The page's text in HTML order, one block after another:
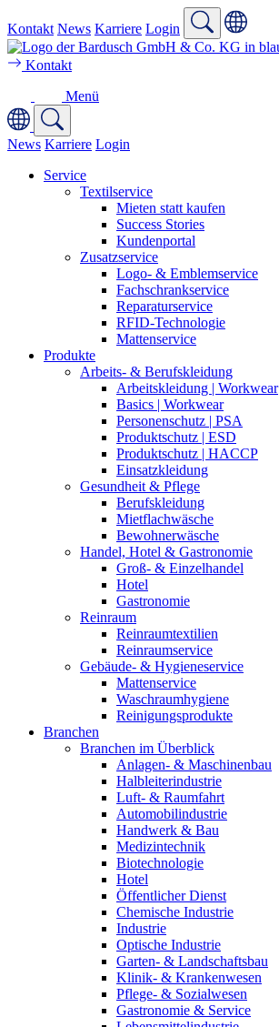
Kontakt News Karriere Login
Kontakt
Menü
News Karriere Login
Service
Textilservice
Mieten statt kaufen
Success Stories
Kundenportal
Zusatzservice
Logo- & Emblemservice
Fachschrankservice
Reparaturservice
RFID-Technologie
Mattenservice
Produkte
Arbeits- & Berufskleidung
Arbeitskleidung | Workwear
Basics | Workwear
Personenschutz | PSA
Produktschutz | ESD
Produktschutz | HACCP
Einsatzkleidung
Gesundheit & Pflege
Berufskleidung
Mietflachwäsche
Bewohnerwäsche
Handel, Hotel & Gastronomie
Groß- & Einzelhandel
Hotel
Gastronomie
Reinraum
Reinraumtextilien
Reinraumservice
Gebäude- & Hygieneservice
Mattenservice
Waschraumhygiene
Reinigungsprodukte
Branchen
Branchen im Überblick
Anlagen- & Maschinenbau
Halbleiterindustrie
Luft- & Raumfahrt
Automobilindustrie
Handwerk & Bau
Medizintechnik
Biotechnologie
Hotel
Öffentlicher Dienst
Chemische Industrie
Industrie
Optische Industrie
Garten- & Landschaftsbau
Klinik- & Krankenwesen
Pflege- & Sozialwesen
Gastronomie & Service